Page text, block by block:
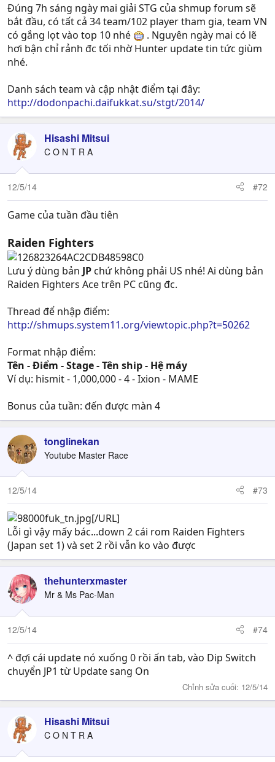
Đúng 7h sáng ngày mai giải STG của shmup forum sẽ
bắt đầu, có tất cả 34 team/102 player tham gia, team VN
có gắng lọt vào top 10 nhé
. Nguyên ngày mai có lẽ
hơi bận chỉ rảnh đc tối nhờ Hunter update tin tức giùm
nhé.
Danh sách team và cập nhật điểm tại đây:
http://dodonpachi.daifukkat.su/stgt/2014/
Hisashi Mitsui
C O N T R A
12/5/14 #72
Game của tuần đầu tiên
Raiden Fighters
Lưu ý dùng bản JPchứ không phải US nhé! Ai dùng bản
Raiden Fighters Ace trên PC cũng đc.
Thread để nhập điểm:
http://shmups.system11.org/viewtopic.php?t=50262
Format nhập điểm:
Tên - Điểm - Stage - Tên ship - Hệ máy
Ví dụ: hismit - 1,000,000 - 4 - Ixion - MAME
Bonus của tuần: đến được màn 4
tonglinekan
Youtube Master Race
12/5/14 #73
[/URL]
Lỗi gì vậy mấy bác...down 2 cái rom Raiden Fighters
(Japan set 1) và set 2 rồi vẫn ko vào được
thehunterxmaster
Mr & Ms Pac-Man
12/5/14 #74
^ đợi cái update nó xuống 0 rồi ấn tab, vào Dip Switch
chuyển JP1 từ Update sang On
Chỉnh sửa cuối: 12/5/14
Hisashi Mitsui
C O N T R A